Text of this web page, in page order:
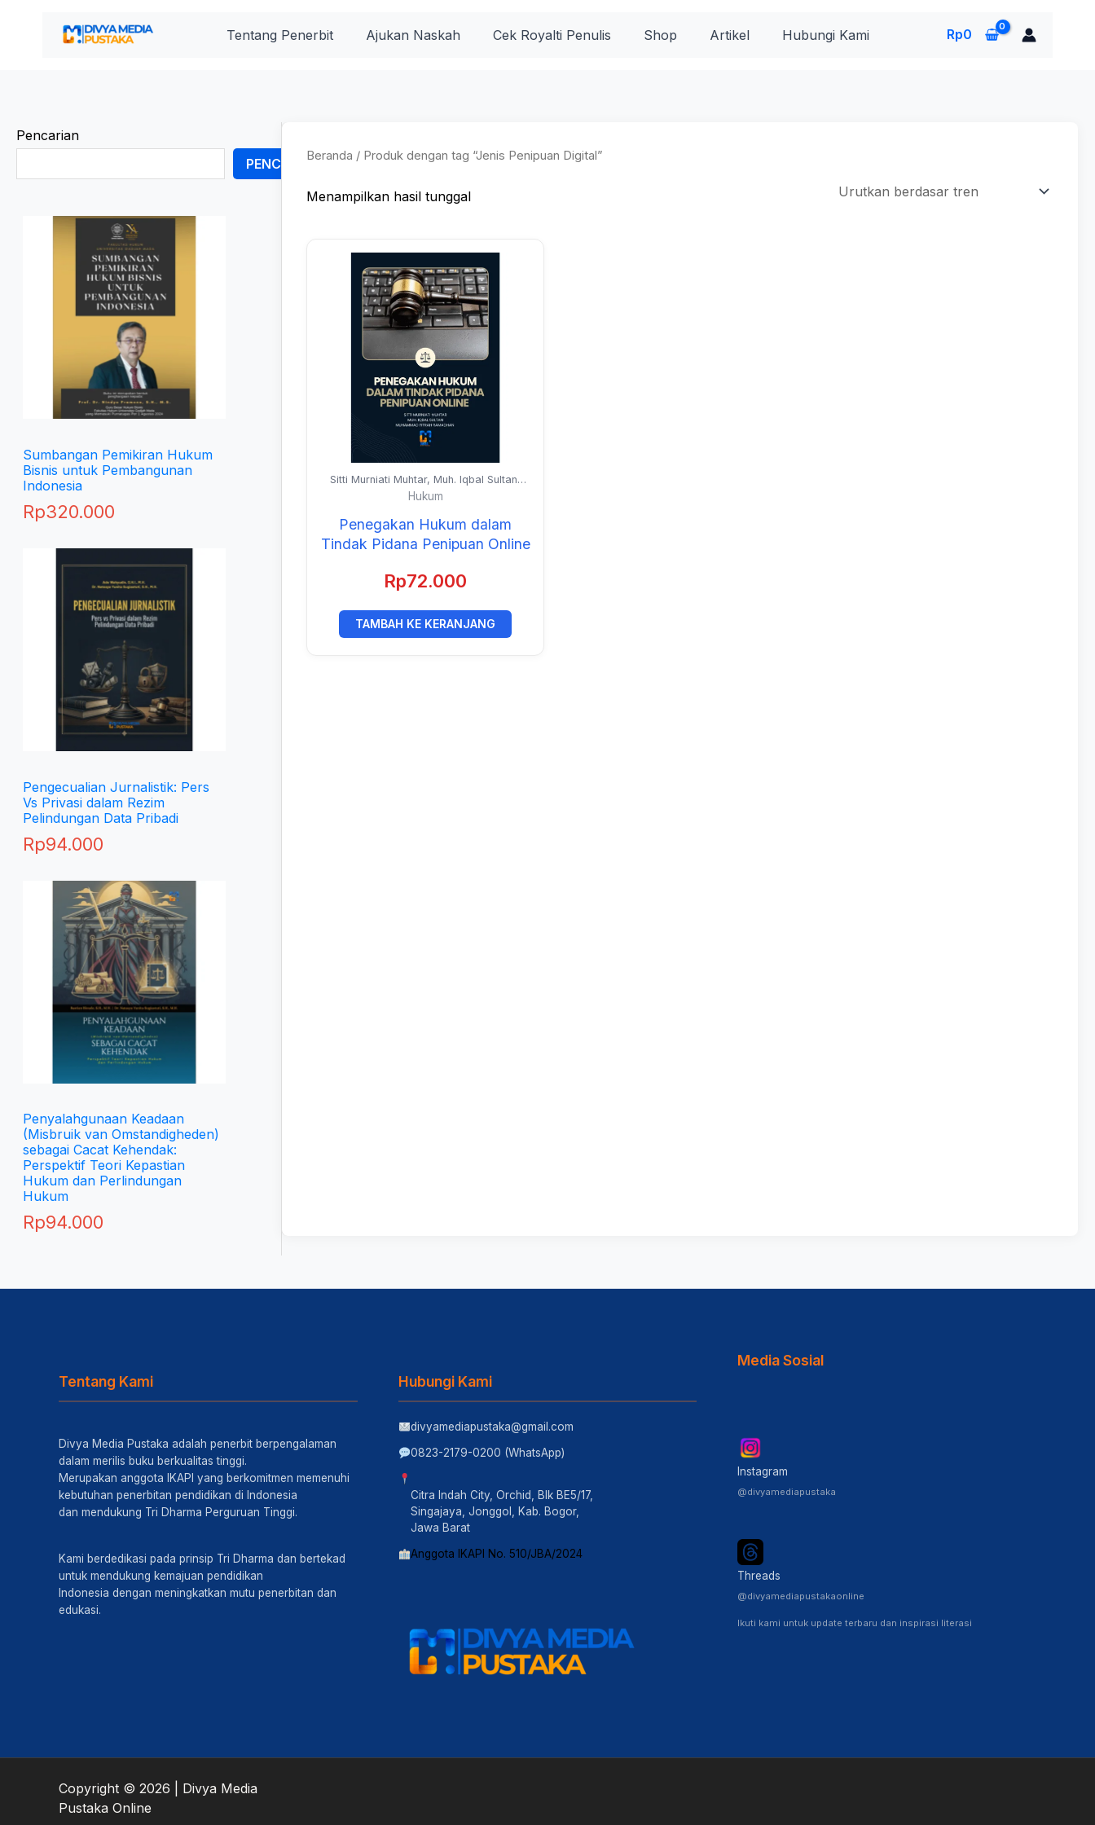
Tentang Penerbit Ajukan Naskah Cek Royalti Penulis Shop Artikel Hubungi Kami Rp0
Pencarian
PENCARIAN
Sumbangan Pemikiran Hukum
Bisnis untuk Pembangunan
Indonesia
Rp320.000
Pengecualian Jurnalistik: Pers
Vs Privasi dalam Rezim
Pelindungan Data Pribadi
Rp94.000
Penyalahgunaan Keadaan
(Misbruik van Omstandigheden)
sebagai Cacat Kehendak:
Perspektif Teori Kepastian
Hukum dan Perlindungan
Hukum
Rp94.000
Beranda / Produk dengan tag “Jenis Penipuan Digital”
Menampilkan hasil tunggal
Sitti Murniati Muhtar, Muh. Iqbal Sultan,
dan Muhammad Fitrah Ramadhan
Hukum
Penegakan Hukum dalam
Tindak Pidana Penipuan Online
Rp72.000
TAMBAH KE KERANJANG
Tentang Kami
Divya Media Pustaka adalah penerbit berpengalaman
dalam merilis buku berkualitas tinggi.
Merupakan anggota IKAPI yang berkomitmen memenuhi
kebutuhan penerbitan pendidikan di Indonesia
dan mendukung Tri Dharma Perguruan Tinggi.
Kami berdedikasi pada prinsip Tri Dharma dan bertekad
untuk mendukung kemajuan pendidikan
Indonesia dengan meningkatkan mutu penerbitan dan
edukasi.
Hubungi Kami
divyamediapustaka@gmail.com
0823-2179-0200 (WhatsApp)
Citra Indah City, Orchid, Blk BE5/17,
Singajaya, Jonggol, Kab. Bogor,
Jawa Barat
Anggota IKAPI No. 510/JBA/2024
Media Sosial
Instagram
@divyamediapustaka
Threads
@divyamediapustakaonline
Ikuti kami untuk update terbaru dan inspirasi literasi
Copyright © 2026 | Divya Media
Pustaka Online